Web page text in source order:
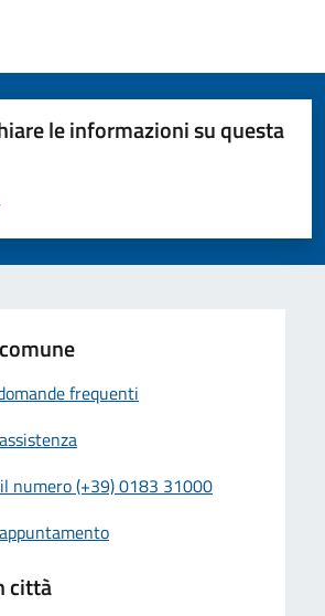
le informazioni su questa
5 stelle su 5
stelle su 5
su 5
5
frequenti
numero (+39) 0183 31000
città